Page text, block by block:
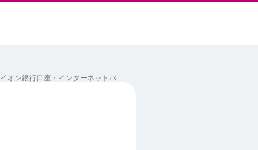
イオン銀行口座・インターネットバ